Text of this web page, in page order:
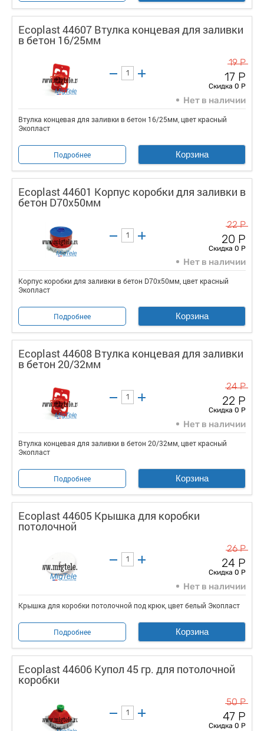
Ecoplast 44607 Втулка концевая для заливки
в бетон 16/25мм
19 Р
17 Р
Скидка 0 Р
Нет в наличии
Втулка концевая для заливки в бетон 16/25мм, цвет красный
Экопласт
Подробнее Корзина
Ecoplast 44601 Корпус коробки для заливки в
бетон D70х50мм
22 Р
20 Р
Скидка 0 Р
Нет в наличии
Корпус коробки для заливки в бетон D70х50мм, цвет красный
Экопласт
Подробнее Корзина
Ecoplast 44608 Втулка концевая для заливки
в бетон 20/32мм
24 Р
22 Р
Скидка 0 Р
Нет в наличии
Втулка концевая для заливки в бетон 20/32мм, цвет красный
Экопласт
Подробнее Корзина
Ecoplast 44605 Крышка для коробки
потолочной
26 Р
24 Р
Скидка 0 Р
Нет в наличии
Крышка для коробки потолочной под крюк, цвет белый Экопласт
Подробнее Корзина
Ecoplast 44606 Купол 45 гр. для потолочной
коробки
50 Р
47 Р
Скидка 0 Р